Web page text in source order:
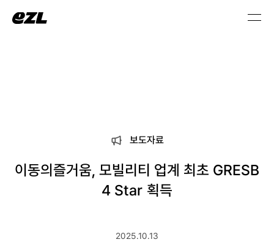
보도자료
이동의즐거움, 모빌리티 업계 최초 GRESB
4 Star 획득
2025.10.13